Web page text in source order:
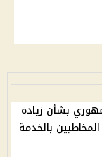
بشأن زيادة
بالخدمة